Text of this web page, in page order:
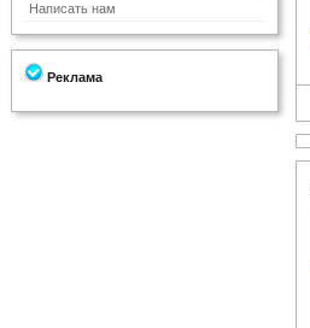
Написать нам
Реклама